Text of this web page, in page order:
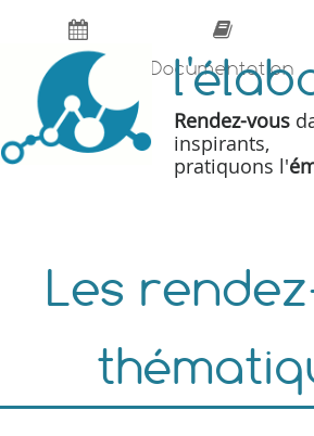
Calendrier Documentation
Rendez-vous
inspirants,
pratiquons l'
Les